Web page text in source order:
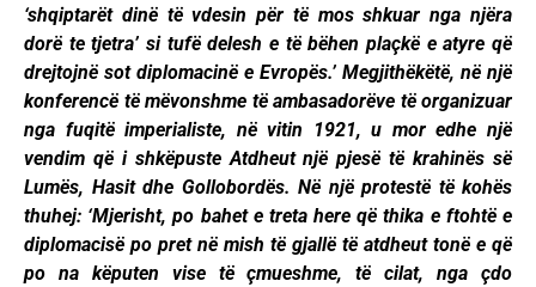
‘shqiptarët dinë të vdesin për të mos shkuar nga njëra
dorë te tjetra’ si tufë delesh e të bëhen plaçkë e atyre që
drejtojnë sot diplomacinë e Evropës.’ Megjithëkëtë, në një
konferencë të mëvonshme të ambasadorëve të organizuar
nga fuqitë imperialiste, në vitin 1921, u mor edhe një
vendim që i shkëpuste Atdheut një pjesë të krahinës së
Lumës, Hasit dhe Gollobordës. Në një protestë të kohës
thuhej: ‘Mjerisht, po bahet e treta here që thika e ftohtë e
diplomacisë po pret në mish të gjallë të atdheut tonë e që
po na këputen vise të çmueshme, të cilat, nga çdo